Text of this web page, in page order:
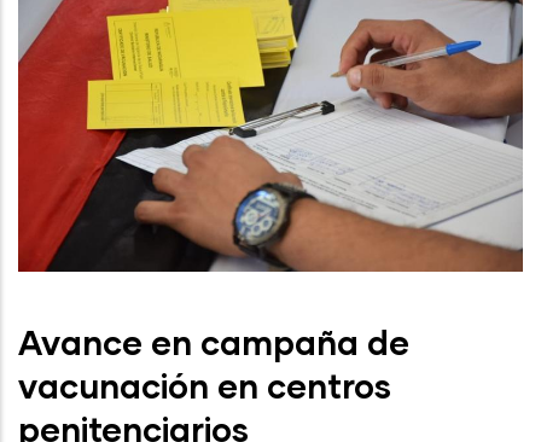
Avance en campaña de
vacunación en centros
penitenciarios